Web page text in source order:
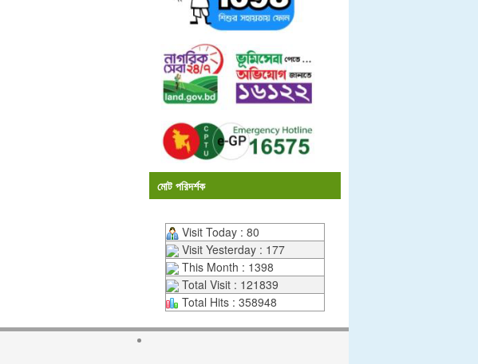
মোট পরিদর্শক
Visit Today : 80
Visit Yesterday : 177
This Month : 1398
Total Visit : 121839
Total Hits : 358948